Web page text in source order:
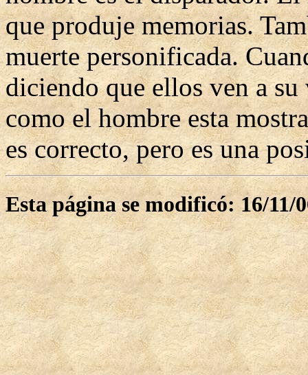
que produje memorias.
muerte personificada.
diciendo que ellos ven a
como el hombre esta
es correcto, pero es una
Esta página se modificó: 16/11/